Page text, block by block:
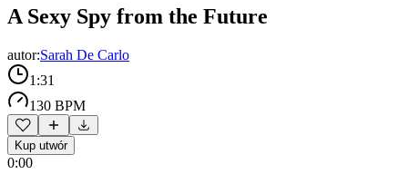
A Sexy Spy from the Future
autor:Sarah De Carlo
1:31
130 BPM
Kup utwór
0:00